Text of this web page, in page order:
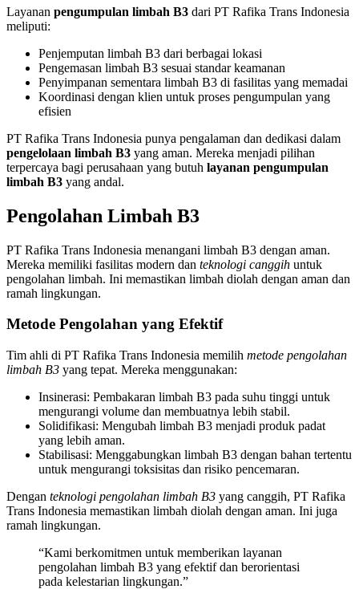
Layanan pengumpulan limbah B3 dari PT Rafika Trans Indonesia
meliputi:
Penjemputan limbah B3 dari berbagai lokasi
Pengemasan limbah B3 sesuai standar keamanan
Penyimpanan sementara limbah B3 di fasilitas yang memadai
Koordinasi dengan klien untuk proses pengumpulan yang
efisien
PT Rafika Trans Indonesia punya pengalaman dan dedikasi dalam
pengelolaan limbah B3 yang aman. Mereka menjadi pilihan
terpercaya bagi perusahaan yang butuh layanan pengumpulan
limbah B3 yang andal.
Pengolahan Limbah B3
PT Rafika Trans Indonesia menangani limbah B3 dengan aman.
Mereka memiliki fasilitas modern dan teknologi canggih untuk
pengolahan limbah. Ini memastikan limbah diolah dengan aman dan
ramah lingkungan.
Metode Pengolahan yang Efektif
Tim ahli di PT Rafika Trans Indonesia memilih metode pengolahan
limbah B3 yang tepat. Mereka menggunakan:
Insinerasi: Pembakaran limbah B3 pada suhu tinggi untuk
mengurangi volume dan membuatnya lebih stabil.
Solidifikasi: Mengubah limbah B3 menjadi produk padat
yang lebih aman.
Stabilisasi: Menggabungkan limbah B3 dengan bahan tertentu
untuk mengurangi toksisitas dan risiko pencemaran.
Dengan teknologi pengolahan limbah B3 yang canggih, PT Rafika
Trans Indonesia memastikan limbah diolah dengan aman. Ini juga
ramah lingkungan.
“Kami berkomitmen untuk memberikan layanan
pengolahan limbah B3 yang efektif dan berorientasi
pada kelestarian lingkungan.”